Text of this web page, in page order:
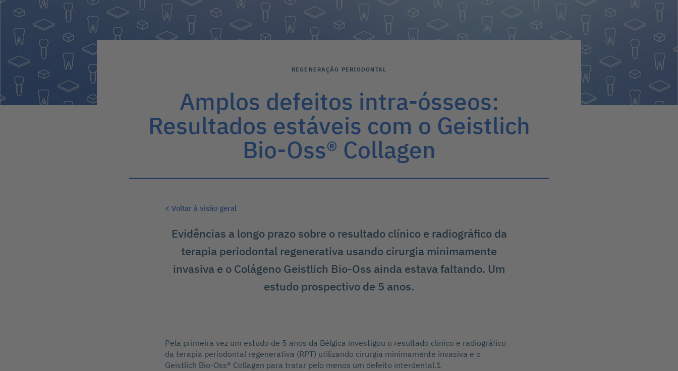
REGENERAÇÃO PERIODONTAL
Amplos defeitos intra-ósseos:
Resultados estáveis com o Geistlich
Bio-Oss® Collagen
< Voltar à visão geral
Evidências a longo prazo sobre o resultado clínico e radiográfico da
terapia periodontal regenerativa usando cirurgia minimamente
invasiva e o Colágeno Geistlich Bio-Oss ainda estava faltando. Um
estudo prospectivo de 5 anos.
Pela primeira vez um estudo de 5 anos da Bélgica investigou o resultado clínico e radiográfico
da terapia periodontal regenerativa (RPT) utilizando cirurgia minimamente invasiva e o
Geistlich Bio-Oss® Collagen para tratar pelo menos um defeito interdental.1